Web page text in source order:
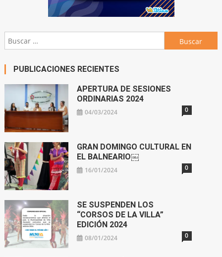
Buscar:
PUBLICACIONES RECIENTES
APERTURA DE SESIONES
ORDINARIAS 2024
04/03/2024 0
GRAN DOMINGO CULTURAL EN
EL BALNEARIO￼
16/01/2024 0
SE SUSPENDEN LOS
“CORSOS DE LA VILLA”
EDICIÓN 2024
08/01/2024 0